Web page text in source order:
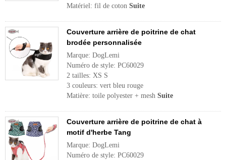
Matériel: fil de coton Suite
Couverture arrière de poitrine de chat
brodée personnalisée
Marque: DogLemi
Numéro de style: PC60029
2 tailles: XS S
3 couleurs: vert bleu rouge
Matière: toile polyester + mesh Suite
Couverture arrière de poitrine de chat à
motif d'herbe Tang
Marque: DogLemi
Numéro de style: PC60029